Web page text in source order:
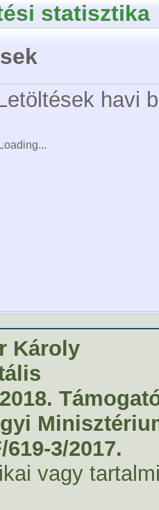
statisztika
havi
Loading...
Károly
3/2017.
vagy